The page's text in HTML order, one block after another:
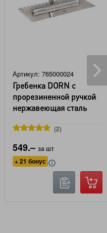
Артикул: 765000024
Гребенка DORN с
прорезиненной ручкой
нержавеющая сталь
2
549.– за шт
+ 21 бонус